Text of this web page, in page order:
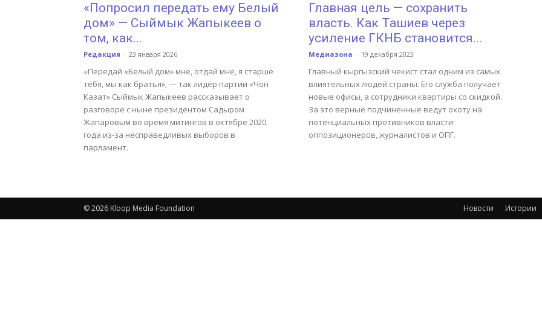
«Попросил передать ему Белый
дом» — Сыймык Жапыкеев о
том, как...
Редакция - 23 января 2026
«Передай «Белый дом» мне, отдай мне, я старше
тебя, мы как братья», — так лидер партии «Чон
Казат» Сыймык Жапыкеев рассказывает о
разговоре с ныне президентом Садыром
Жапаровым во время митингов в октябре 2020
года из-за несправедливых выборов в
парламент.
Главная цель — сохранить
власть. Как Ташиев через
усиление ГКНБ становится...
Медиазона - 19 декабря 2023
Главный кыргызский чекист стал одним из самых
влиятельных людей страны. Его служба получает
новые офисы, а сотрудники квартиры со скидкой.
За это верные подчиненные ведут охоту на
потенциальных противников власти:
оппозиционеров, журналистов и ОПГ.
Новости Истории
© 2026 Kloop Media Foundation